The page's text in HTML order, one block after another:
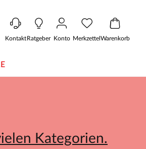
KontaktRatgeber Konto MerkzettelWarenkorb
Kategorien.